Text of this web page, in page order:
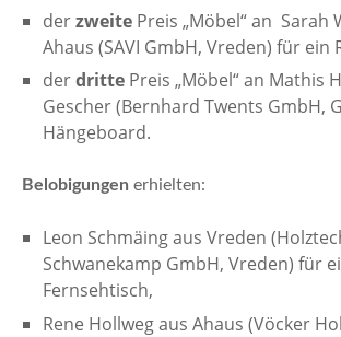
derzweite Preis „Möbel“ an Sarah
Ahaus (SAVI GmbH, Vreden) für ein
derdritte Preis „Möbel“ an Mathis
Gescher (Bernhard Twents GmbH,
Hängeboard.
Belobigungen erhielten:
Leon Schmäing aus Vreden
Schwanekamp GmbH, Vreden) für
Fernsehtisch,
Rene Hollweg aus Ahaus (Vöcker